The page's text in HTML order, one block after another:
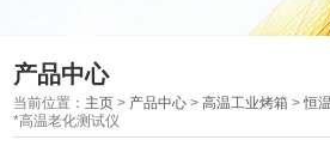
产品中心
当前位置： 主页 > 产品中心 >高温工业烤箱 >恒
*高温老化测试仪